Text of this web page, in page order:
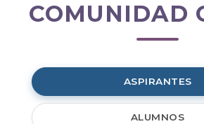
Comunidad
COMUNIDAD
ASPIRANTES
ALUMNOS